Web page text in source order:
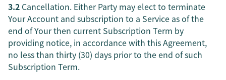
3.2 Cancellation. Either Party may elect to terminate
Your Account and subscription to a Service as of the
end of Your then current Subscription Term by
providing notice, in accordance with this Agreement,
no less than thirty (30) days prior to the end of such
Subscription Term.